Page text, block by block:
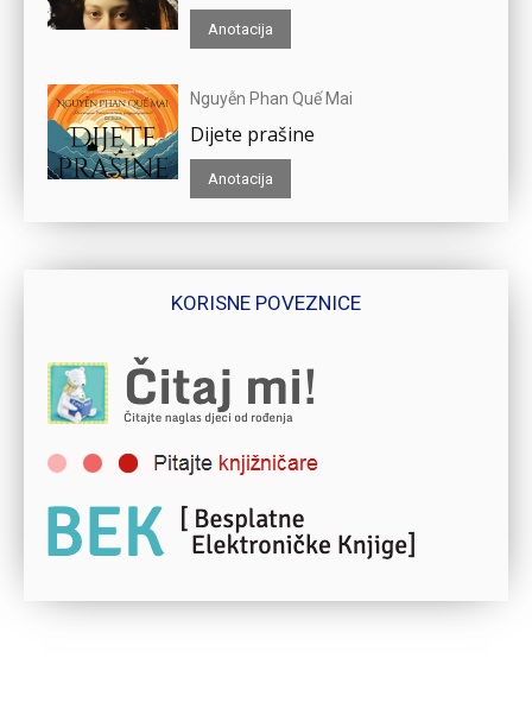
Anotacija
Nguyễn Phan Quế Mai
Dijete prašine
Anotacija
KORISNE POVEZNICE